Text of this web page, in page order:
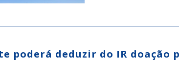
poderá deduzir do IR doação